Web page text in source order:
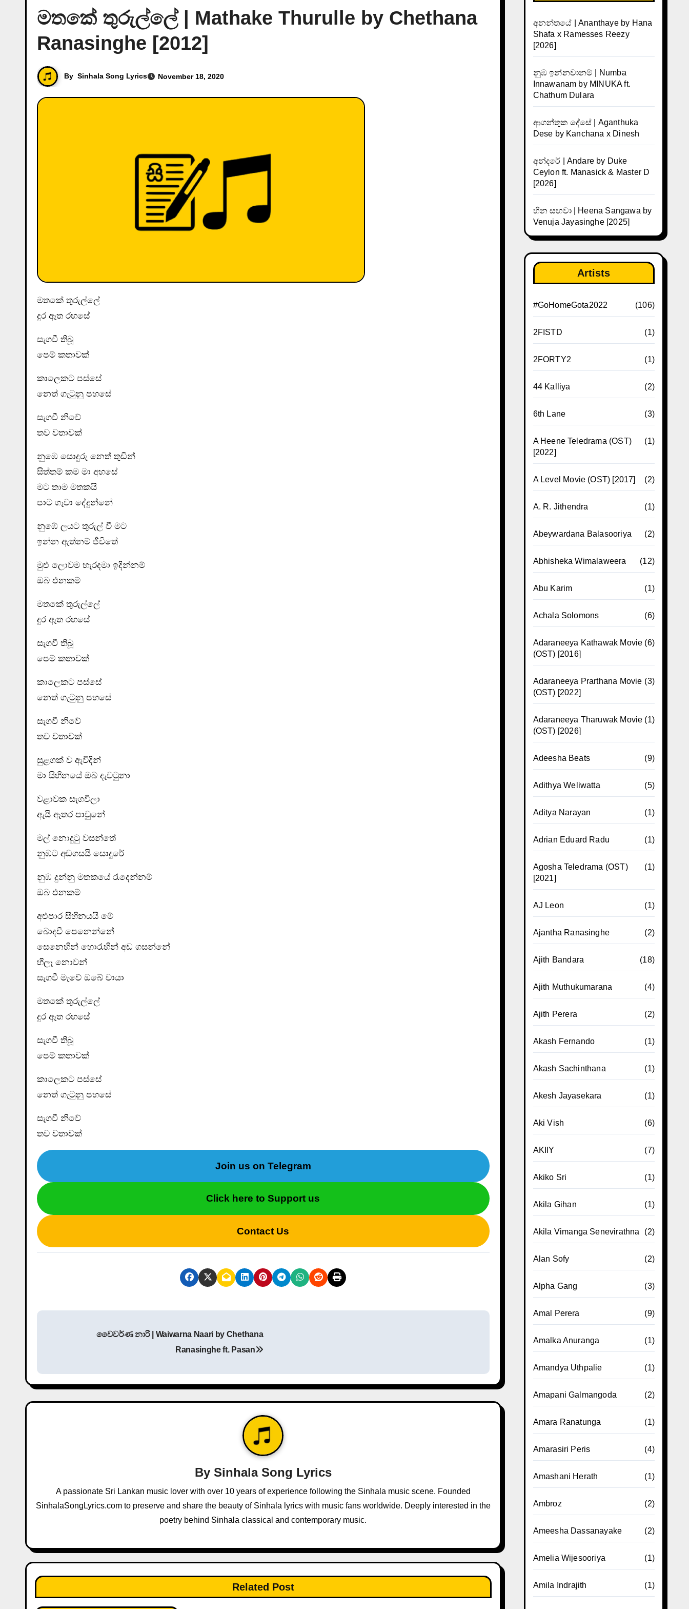
මතකේ තුරුල්ලේ | Mathake Thurulle by Chethana
Ranasinghe [2012]
By Sinhala Song Lyrics November 18, 2020
මතකේ තුරුල්ලේ
දුර ඈත රහසේ
සැගවී තිබූ
පෙම් කතාවක්
කාලෙකට පස්සේ
නෙත් ගැටුනු පහසේ
සැගවී නිවේ
තව වතාවක්
නුඹෙ සොදුරු නෙත් තුඩින්
සිත්තම් කම මා අහසේ
මට තාම මතකයි
පාට ගෑවා දේදුන්නේ
නුඹේ ලයට තුරුල් වී මට
ඉන්න ඇත්නම් ජීවිතේ
මුළු ලොවම හැරදමා ඉදින්නම්
ඔබ එනකම්
මතකේ තුරුල්ලේ
දුර ඈත රහසේ
සැගවී තිබූ
පෙම් කතාවක්
කාලෙකට පස්සේ
නෙත් ගැටුනු පහසේ
සැගවී නිවේ
තව වතාවක්
සුළගක් ව ඇවිදින්
මා සිහිනයේ ඔබ දැවටුනා
වළාවක සැගවිලා
ඇයි ඈතර පාවුනේ
මල් නොදුටු වසන්තේ
නුඹට අඩගසයි සොදුරේ
නුඹ දුන්නු මතකයේ රැදෙන්නම්
ඔබ එනකම්
අළුපාර සිහිනයයි මේ
බොදවී පෙනෙන්නේ
සෙනෙහින් හොරැහින් අඩ ගසන්නේ
හීලෑ නොවන්
සැගවී මැවේ ඔබේ චායා
මතකේ තුරුල්ලේ
දුර ඈත රහසේ
සැගවී තිබූ
පෙම් කතාවක්
කාලෙකට පස්සේ
නෙත් ගැටුනු පහසේ
සැගවී නිවේ
තව වතාවක්
Join us on Telegram
Click here to Support us
Contact Us
t
n
a
i
o
n
වෛවර්ණ නාරි | Waiwarna Naari by Chethana
Ranasinghe ft. Pasan
By Sinhala Song Lyrics
A passionate Sri Lankan music lover with over 10 years of experience following the Sinhala music scene. Founded
SinhalaSongLyrics.com to preserve and share the beauty of Sinhala lyrics with music fans worldwide. Deeply interested in the
poetry behind Sinhala classical and contemporary music.
Related Post
අනන්තයේ | Ananthaye by Hana
Shafa x Ramesses Reezy
[2026]
නුඹ ඉන්නවානම් | Numba
Innawanam by MINUKA ft.
Chathum Dulara
ආගන්තුක දේසේ | Aganthuka
Dese by Kanchana x Dinesh
අන්දරේ | Andare by Duke
Ceylon ft. Manasick & Master D
[2026]
හීන සඟවා | Heena Sangawa by
Venuja Jayasinghe [2025]
Artists
#GoHomeGota2022 (106)
2FISTD (1)
2FORTY2 (1)
44 Kalliya (2)
6th Lane (3)
A Heene Teledrama (OST)
[2022]
(1)
A Level Movie (OST) [2017] (2)
A. R. Jithendra (1)
Abeywardana Balasooriya (2)
Abhisheka Wimalaweera (12)
Abu Karim (1)
Achala Solomons (6)
Adaraneeya Kathawak Movie
(OST) [2016]
(6)
Adaraneeya Prarthana Movie
(OST) [2022]
(3)
Adaraneeya Tharuwak Movie
(OST) [2026]
(1)
Adeesha Beats (9)
Adithya Weliwatta (5)
Aditya Narayan (1)
Adrian Eduard Radu (1)
Agosha Teledrama (OST)
[2021]
(1)
AJ Leon (1)
Ajantha Ranasinghe (2)
Ajith Bandara (18)
Ajith Muthukumarana (4)
Ajith Perera (2)
Akash Fernando (1)
Akash Sachinthana (1)
Akesh Jayasekara (1)
Aki Vish (6)
AKIIY (7)
Akiko Sri (1)
Akila Gihan (1)
Akila Vimanga Senevirathna (2)
Alan Sofy (2)
Alpha Gang (3)
Amal Perera (9)
Amalka Anuranga (1)
Amandya Uthpalie (1)
Amapani Galmangoda (2)
Amara Ranatunga (1)
Amarasiri Peris (4)
Amashani Herath (1)
Ambroz (2)
Ameesha Dassanayake (2)
Amelia Wijesooriya (1)
Amila Indrajith (1)